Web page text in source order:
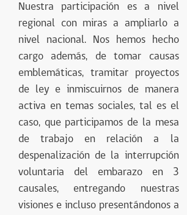
Nuestra participación es a nivel
regional con miras a ampliarlo a
nivel nacional. Nos hemos hecho
cargo además, de tomar causas
emblemáticas, tramitar proyectos
de ley e inmiscuirnos de manera
activa en temas sociales, tal es el
caso, que participamos de la mesa
de trabajo en relación a la
despenalización de la interrupción
voluntaria del embarazo en 3
causales, entregando nuestras
visiones e incluso presentándonos a